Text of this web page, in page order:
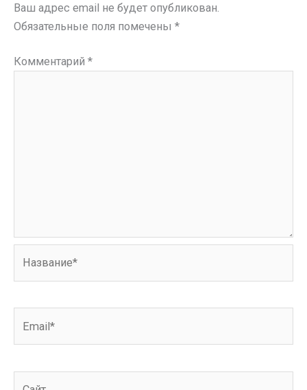
Ваш адрес email не будет опубликован.
Обязательные поля помечены *
Комментарий *